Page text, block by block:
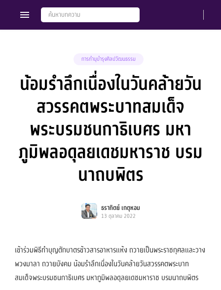
การทำนุบำรุงศิลปวัฒนธรรม
น้อมรำลึกเนื่องในวันคล้ายวัน
สวรรคตพระบาทสมเด็จ
พระบรมชนกาธิเบศร มหา
ภูมิพลอดุลยเดชมหาราช บรม
นาถบพิตร
ธราทิตย์ เกตุหอม
13 ตุลาคม 2022
เข้าร่วมพิธีทำบุญตักบาตรข้าวสารอาหารแห้ง ถวายเป็นพระราชกุศลและวาง
พวงมาลา ถวายบังคม น้อมรำลึกเนื่องในวันคล้ายวันสวรรคตพระบาท
สมเด็จพระบรมชนกาธิเบศร มหาภูมิพลอดุลยเดชมหาราช บรมนาถบพิตร
Members Groups